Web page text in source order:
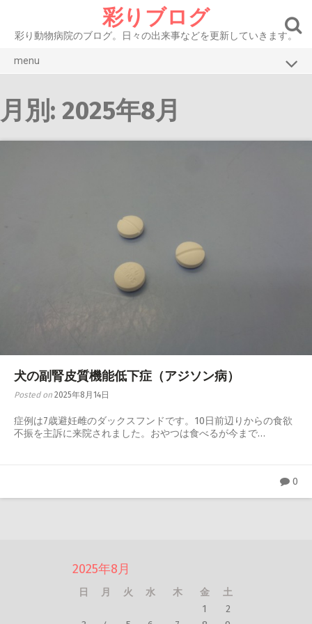
content
彩りブログ
彩り動物病院のブログ。日々の出来事などを更新していきます。
menu
彩り動物病院HP
お知らせ
腎泌尿器・生殖器
神経・整形外科
月別: 2025年8月
犬の副腎皮質機能低下症（アジソン病）
Posted on 2025年8月14日
症例は7歳避妊雌のダックスフンドです。10日前辺りからの食欲
不振を主訴に来院されました。おやつは食べるが今まで…
0
2025年8月
日 月 火 水 木 金
土
1
2